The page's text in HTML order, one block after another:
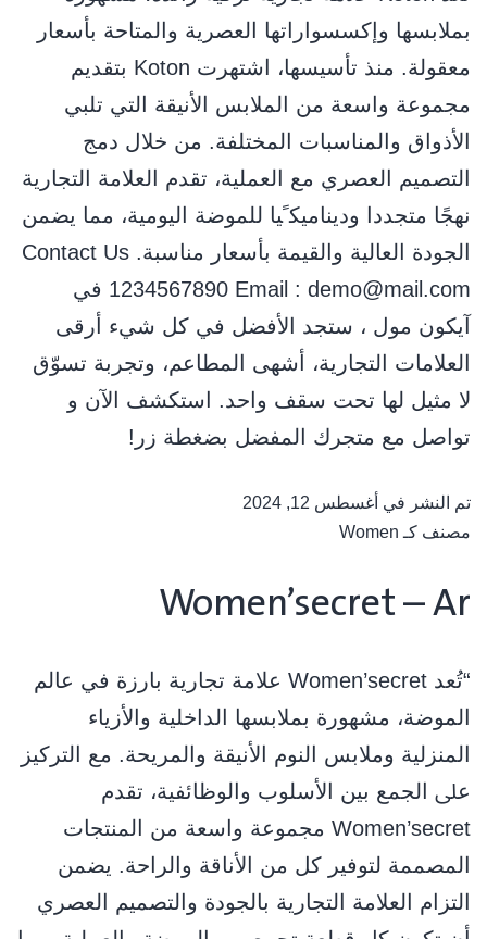
ﺑﻤﻼﺑﺴﻬﺎ وإﻛﺴﺴﻮاراﺗﻬﺎ اﻟﻌﺼﺮﻳﺔ واﻟﻤﺘﺎﺣﺔ ﺑﺄﺳﻌﺎر
ﻣﻌﻘﻮﻟﺔ. ﻣﻨﺬ ﺗﺄﺳﻴﺴﻬﺎ، اﺷﺘﻬﺮت Koton ﺑﺘﻘﺪﻳﻢ
ﻣﺠﻤﻮﻋﺔ واﺳﻌﺔ ﻣﻦ اﻟﻤﻼﺑﺲ اﻷﻧﻴﻘﺔ اﻟﺘﻲ ﺗﻠﺒﻲ
اﻷذواق واﻟﻤﻨﺎﺳﺒﺎت اﻟﻤﺨﺘﻠﻔﺔ. ﻣﻦ ﺧﻼل دﻣﺞ
اﻟﺘﺼﻤﻴﻢ اﻟﻌﺼﺮي ﻣﻊ اﻟﻌﻤﻠﻴﺔ، ﺗﻘﺪم اﻟﻌﻼﻣﺔ اﻟﺘﺠﺎرﻳﺔ
ﻧﻬﺠًﺎ ﻣﺘﺠﺪدا ودﻳﻨﺎﻣﻴﻜ ًﻴﺎ ﻟﻠﻤﻮﺿﺔ اﻟﻴﻮﻣﻴﺔ، ﻣﻤﺎ ﻳﻀﻤﻦ
اﻟﺠﻮدة اﻟﻌﺎﻟﻴﺔ واﻟﻘﻴﻤﺔ ﺑﺄﺳﻌﺎر ﻣﻨﺎﺳﺒﺔ. Contact Us
1234567890 Email : demo@mail.com في
آيكون مول ، ستجد الأفضل في كل شيء أرقى
العلامات التجارية، أشهى المطاعم، وتجربة تسوّق
لا مثيل لها تحت سقف واحد. استكشف الآن و
تواصل مع متجرك المفضل بضغطة زر!
تم النشر في أغسطس 12, 2024
مصنف كـ Women
Women’secret – Ar
“ﺗُﻌﺪ Women’secret ﻋﻼﻣﺔ ﺗﺠﺎرﻳﺔ ﺑﺎرزة ﻓﻲ ﻋﺎﻟﻢ
اﻟﻤﻮﺿﺔ، ﻣﺸﻬﻮرة ﺑﻤﻼﺑﺴﻬﺎ اﻟﺪاﺧﻠﻴﺔ واﻷزﻳﺎء
اﻟﻤﻨﺰﻟﻴﺔ وﻣﻼﺑﺲ اﻟﻨﻮم اﻷﻧﻴﻘﺔ واﻟﻤﺮﻳﺤﺔ. ﻣﻊ اﻟﺘﺮﻛﻴﺰ
ﻋﲆ اﻟﺠﻤﻊ ﺑﻴﻦ اﻷﺳﻠﻮب واﻟﻮﻇﺎﺋﻔﻴﺔ، ﺗﻘﺪم
Women’secret ﻣﺠﻤﻮﻋﺔ واﺳﻌﺔ ﻣﻦ اﻟﻤﻨﺘﺠﺎت
اﻟﻤﺼﻤﻤﺔ ﻟﺘﻮﻓﻴﺮ ﻛﻞ ﻣﻦ اﻷﻧﺎﻗﺔ واﻟﺮاﺣﺔ. ﻳﻀﻤﻦ
اﻟﺘﺰام اﻟﻌﻼﻣﺔ اﻟﺘﺠﺎرﻳﺔ ﺑﺎﻟﺠﻮدة واﻟﺘﺼﻤﻴﻢ اﻟﻌﺼﺮي